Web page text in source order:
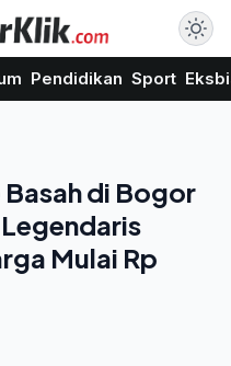
Pendidikan Sport
Basah di Bogor
Mulai Rp